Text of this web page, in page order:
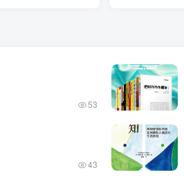
53
43